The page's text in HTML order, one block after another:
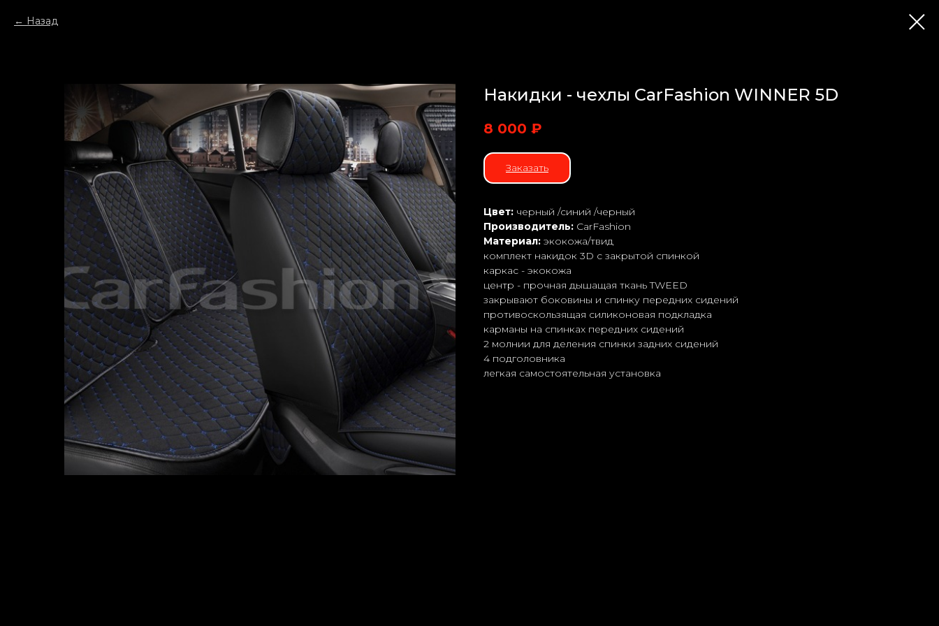
Назад
Накидки - чехлы CarFashion WINNER 5D
8 000 ₽
Заказать
Цвет: черный /синий /черный
Производитель: CarFashion
Материал: экокожа/твид
комплект накидок 3D с закрытой спинкой
каркас - экокожа
центр - прочная дышащая ткань TWEED
закрывают боковины и спинку передних сидений
противоскользящая силиконовая подкладка
карманы на спинках передних сидений
2 молнии для деления спинки задних сидений
4 подголовника
легкая самостоятельная установка